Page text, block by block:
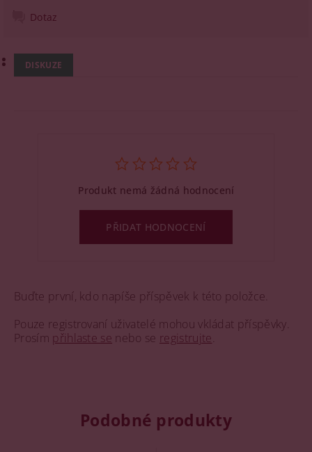
Dotaz
DISKUZE
Buďte první, kdo napíše příspěvek k této položce.
Pouze registrovaní uživatelé mohou vkládat příspěvky.
Prosím přihlaste se nebo se registrujte
Produkt nemá žádná hodnocení
PŘIDAT HODNOCENÍ
Podobné produkty